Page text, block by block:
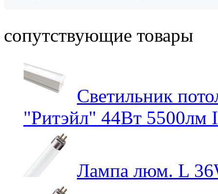
сопутствующие товары
Светильник
"Ритэйл" 44Вт 5500лм
Лампа люм. L